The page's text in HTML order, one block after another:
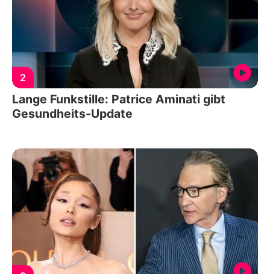
2
Lange Funkstille: Patrice Aminati gibt
Gesundheits-Update